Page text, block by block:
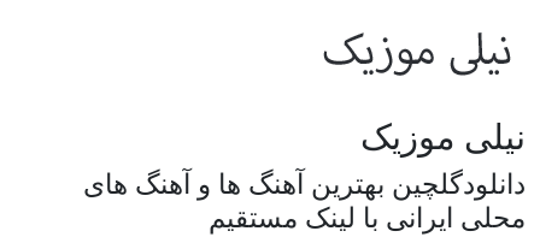
نیلی موزیک
دانلودگلچین بهترین آهنگ ها و آهنگ های
محلی ایرانی با لینک مستقیم